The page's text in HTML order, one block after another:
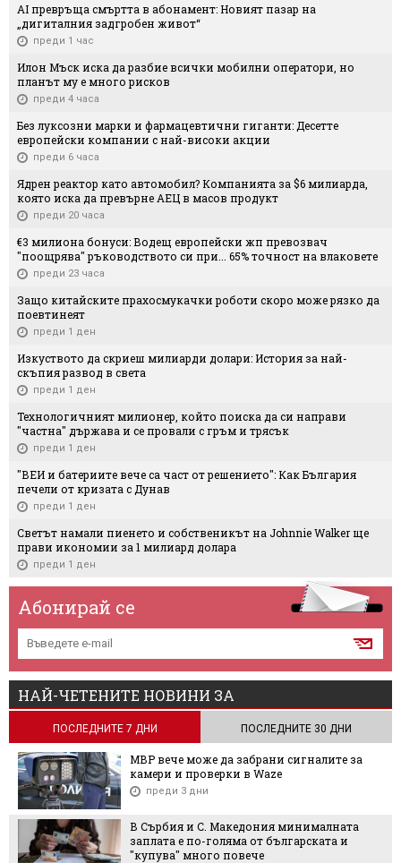
AI превръща смъртта в абонамент: Новият пазар на
„дигиталния задгробен живот“
преди 1 час
Илон Мъск иска да разбие всички мобилни оператори, но
планът му е много рисков
преди 4 часа
Без луксозни марки и фармацевтични гиганти: Десетте
европейски компании с най-високи акции
преди 6 часа
Ядрен реактор като автомобил? Компанията за $6 милиарда,
която иска да превърне АЕЦ в масов продукт
преди 20 часа
€3 милиона бонуси: Водещ европейски жп превозвач
"поощрява" ръководството си при... 65% точност на влаковете
преди 23 часа
Защо китайските прахосмукачки роботи скоро може рязко да
поевтинеят
преди 1 ден
Изкуството да скриеш милиарди долари: История за най-
скъпия развод в света
преди 1 ден
Технологичният милионер, който поиска да си направи
"частна" държава и се провали с гръм и трясък
преди 1 ден
"ВЕИ и батериите вече са част от решението": Как България
печели от кризата с Дунав
преди 1 ден
Светът намали пиенето и собственикът на Johnnie Walker ще
прави икономии за 1 милиард долара
преди 1 ден
Абонирай се
НАЙ-ЧЕТЕНИТЕ НОВИНИ ЗА
ПОСЛЕДНИТЕ 7 ДНИ ПОСЛЕДНИТЕ 30 ДНИ
МВР вече може да забрани сигналите за
камери и проверки в Waze
преди 3 дни
В Сърбия и С. Македония минималната
заплата е по-голяма от българската и
"купува" много повече